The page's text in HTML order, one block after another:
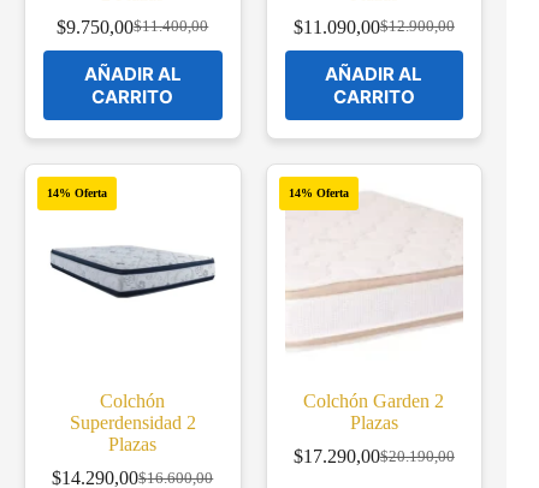
$11.400,00
Original
price
was:
$11.400,00.
$9.750,00Current
price
is:
$9.750,00.
AÑADIR AL
CARRITO
$12.900,00
Original
price
was:
$12.900,00.
$11.090,00Current
price
is:
$11.090,00.
AÑADIR AL
CARRITO
14% Oferta
Colchón
Superdensidad 2
Plazas
$16.600,00
$14.290,00
14% Oferta
Colchón Garden 2
Plazas
$20.190,00
Original
$17.290,00Current